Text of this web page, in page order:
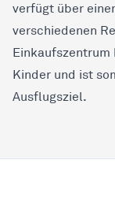
verfügt über
verschiedenen
Kinder und ist
Ausflugsziel.